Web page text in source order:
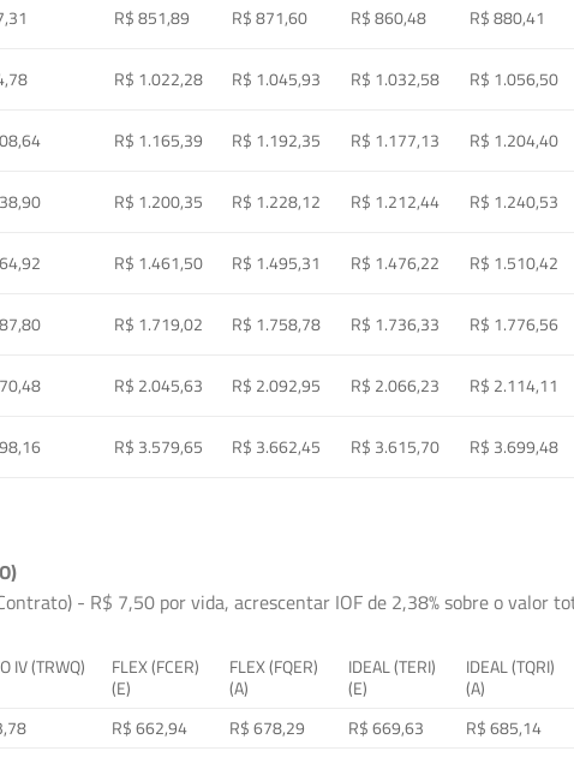
R$ 851,89 R$ 871,60 R$ 860,48 R$ 880,41
R$ 1.022,28 R$ 1.045,93 R$ 1.032,58 R$ 1.056,50
R$ 1.165,39 R$ 1.192,35 R$ 1.177,13 R$ 1.204,40
R$ 1.200,35 R$ 1.228,12 R$ 1.212,44 R$ 1.240,53
R$ 1.461,50 R$ 1.495,31 R$ 1.476,22 R$ 1.510,42
R$ 1.719,02 R$ 1.758,78 R$ 1.736,33 R$ 1.776,56
R$ 2.045,63 R$ 2.092,95 R$ 2.066,23 R$ 2.114,11
R$ 3.579,65 R$ 3.662,45 R$ 3.615,70 R$ 3.699,48
- R$ 7,50 por vida, acrescentar IOF de 2,38% sobre o valor
IV (TRWQ)
FLEX (FCER)
(E)
FLEX (FQER)
(A)
IDEAL (TERI)
(E)
IDEAL (TQRI)
(A)
R$ 662,94 R$ 678,29 R$ 669,63 R$ 685,14